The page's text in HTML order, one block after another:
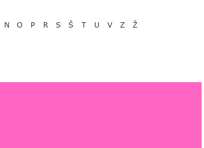
N O P R S Š T U V Z Ž